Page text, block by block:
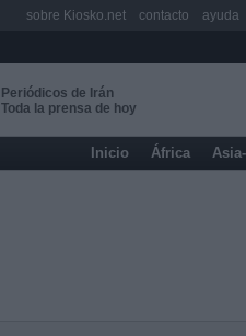
Periódicos de Irán
Toda la prensa de hoy
Inicio África
sobre Kiosko.net contacto ayuda